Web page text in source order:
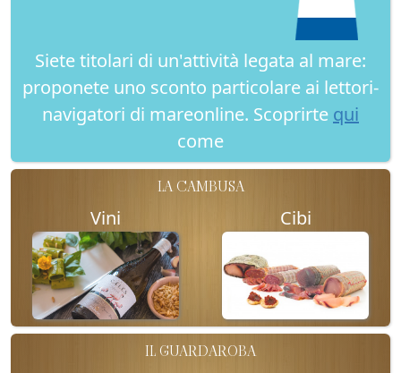
Siete titolari di un'attività legata al mare:
proponete uno sconto particolare ai lettori-
navigatori di mareonline. Scoprirte qui
come
LA CAMBUSA
Vini Cibi
IL GUARDAROBA